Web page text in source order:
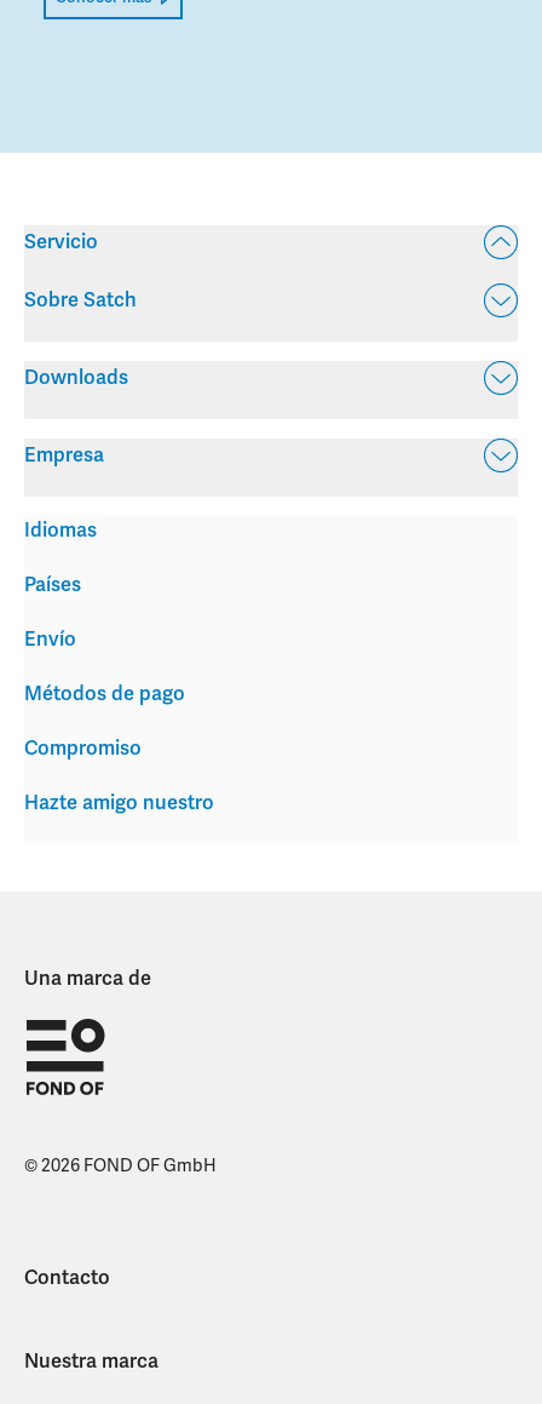
Servicio
Sobre Satch
Downloads
Empresa
Envío
Métodos de pago
Compromiso
Hazte amigo nuestro
Idiomas
Países
Una marca de
© 2026 FOND OF GmbH
Contacto
Nuestra marca